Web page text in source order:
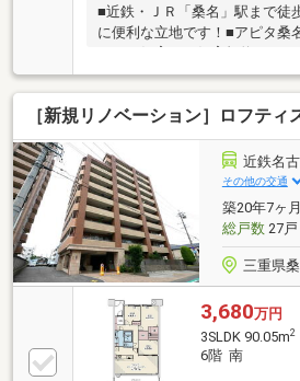
■近鉄・ＪＲ「桑名」駅まで徒
に便利な立地です！■アピタ桑
ペット飼育可（飼育規約あり
き！
［新規リノベーション］ロフティ
近鉄名
その他の交通
築20年7ヶ
総戸数27戸
三重県
3,680万円
3SLDK 90.05m2
6階 南